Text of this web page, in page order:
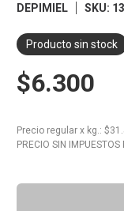
DEPIMIEL SKU:
Producto sin stock
$6.300
Precio regular x kg. : $
PRECIO SIN IMPUESTOS
Yerba
Fideos
. Aceite